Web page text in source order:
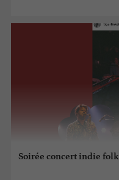
Soirée concert indie folk